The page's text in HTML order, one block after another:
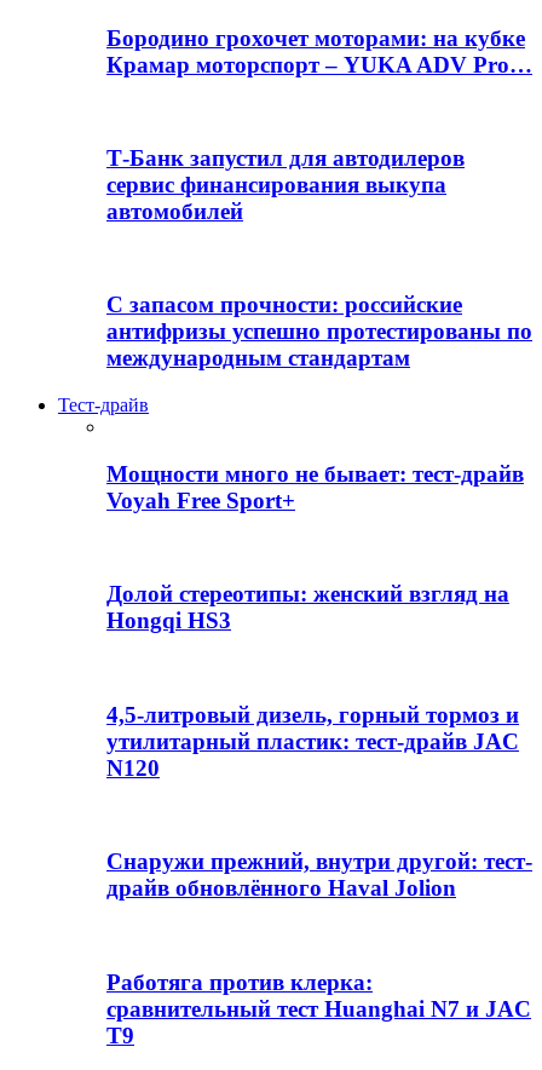
Бородино грохочет моторами: на кубке
Крамар моторспорт – YUKA ADV Pro…
Т-Банк запустил для автодилеров
сервис финансирования выкупа
автомобилей
С запасом прочности: российские
антифризы успешно протестированы по
международным стандартам
Тест-драйв
Мощности много не бывает: тест-драйв
Voyah Free Sport+
Долой стереотипы: женский взгляд на
Hongqi HS3
4,5-литровый дизель, горный тормоз и
утилитарный пластик: тест-драйв JAC
N120
Снаружи прежний, внутри другой: тест-
драйв обновлённого Haval Jolion
Работяга против клерка:
сравнительный тест Huanghai N7 и JAC
T9